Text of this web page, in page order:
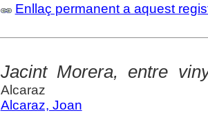
Enllaç permanent a aquest
Jacint Morera, entre
Alcaraz
Alcaraz, Joan